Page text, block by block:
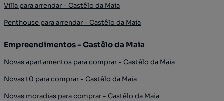
Villa para arrendar - Castêlo da Maia
Penthouse para arrendar - Castêlo da Maia
Empreendimentos - Castêlo da Maia
Novas apartamentos para comprar - Castêlo da Maia
Novas t0 para comprar - Castêlo da Maia
Novas moradias para comprar - Castêlo da Maia